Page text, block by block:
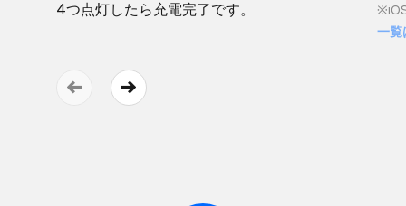
4つ点灯したら​充電完了です。
一覧